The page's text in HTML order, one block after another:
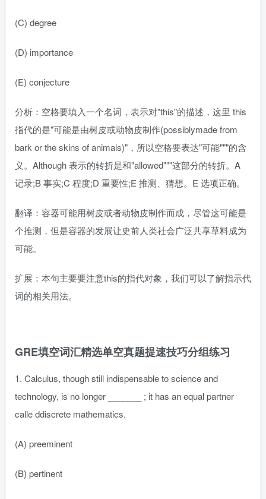
(C) degree
(D) importance
(E) conjecture
分析：空格要填入一个名词，表示对"this"的描述，这里 this
指代的是"可能是由树皮或动物皮制作(possiblymade from
bark or the skins of animals)"，所以空格要表达"可能"""的含
义。Although 表示的转折是和"allowed"""这部分的转折。A
记录;B 事实;C 程度;D 重要性;E 推测、猜想。E 选项正确。
翻译：容器可能用树皮或者动物皮制作而成，尽管这可能是
个推测，但是容器的发展让史前人类社会广泛共享草料成为
可能。
扩展：本句主要要注意this的指代对象，我们可以了解指示代
词的相关用法。
GRE填空词汇精选单空真题提速技巧分组练习
1. Calculus, though still indispensable to science and
technology, is no longer _______ ; it has an equal partner
calle ddiscrete mathematics.
(A) preeminent
(B) pertinent